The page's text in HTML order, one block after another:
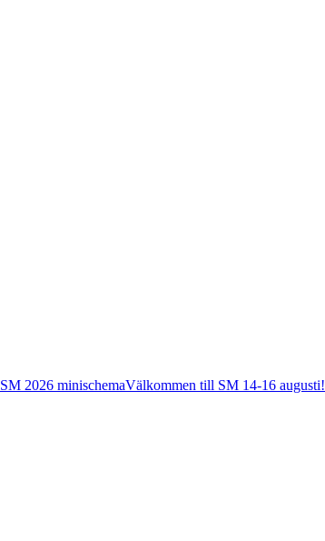
SM 2026 minischemaVälkommen till SM 14-16 augusti!